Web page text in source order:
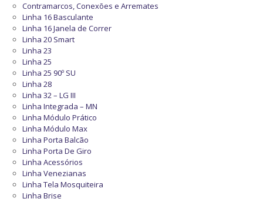
Contramarcos, Conexões e Arremates
Linha 16 Basculante
Linha 16 Janela de Correr
Linha 20 Smart
Linha 23
Linha 25
Linha 25 90º SU
Linha 28
Linha 32 – LG III
Linha Integrada – MN
Linha Módulo Prático
Linha Módulo Max
Linha Porta Balcão
Linha Porta De Giro
Linha Acessórios
Linha Venezianas
Linha Tela Mosquiteira
Linha Brise